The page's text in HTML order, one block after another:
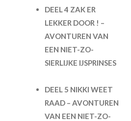
DEEL 4 ZAK ER
LEKKER DOOR ! –
AVONTUREN VAN
EEN NIET-ZO-
SIERLIJKE IJSPRINSES
DEEL 5 NIKKI WEET
RAAD – AVONTUREN
VAN EEN NIET-ZO-